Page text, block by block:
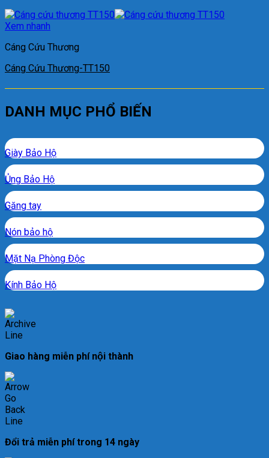
Xem nhanh
Cáng Cứu Thương
Cáng Cứu Thương-TT150
DANH MỤC PHỔ BIẾN
Giày Bảo Hộ
Ủng Bảo Hộ
Găng tay
Nón bảo hộ
Mặt Nạ Phòng Độc
Kính Bảo Hộ
Giao hàng miễn phí nội thành
Đổi trả miễn phí trong 14 ngày